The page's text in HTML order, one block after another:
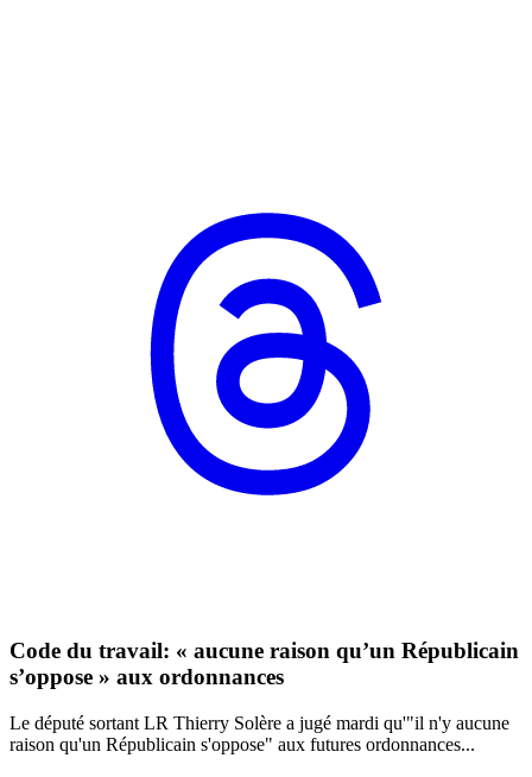
Code du travail: « aucune raison qu’un Républicain
s’oppose » aux ordonnances
Le député sortant LR Thierry Solère a jugé mardi qu'"il n'y aucune
raison qu'un Républicain s'oppose" aux futures ordonnances...